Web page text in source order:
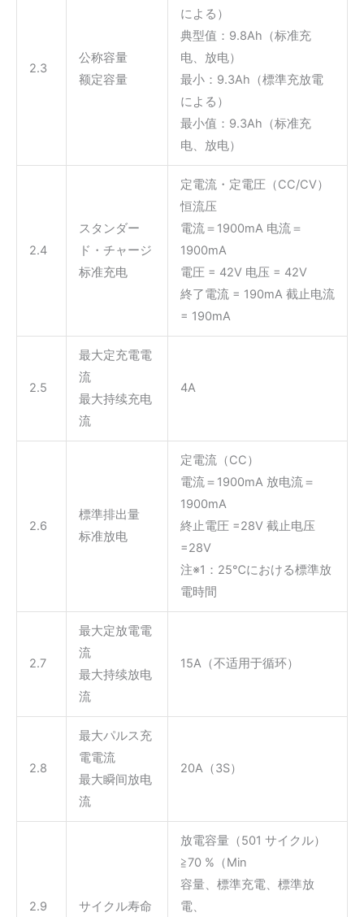
2.3
公称容量
额定容量
による）
典型值：9.8Ah（标准充
电、放电）
最小：9.3Ah（標準充放電
による）
最小值：9.3Ah（标准充
电、放电）
2.4
スタンダー
ド・チャージ
标准充电
定電流・定電圧（CC/CV）
恒流压
電流＝1900mA 电流＝
1900mA
電圧 = 42V 电压 = 42V
終了電流 = 190mA 截止电流
= 190mA
2.5
最大定充電電
流
最大持续充电
流
4A
2.6
標準排出量
标准放电
定電流（CC）
電流＝1900mA 放电流＝
1900mA
終止電圧 =28V 截止电压
=28V
注※1：25℃における標準放
電時間
2.7
最大定放電電
流
最大持续放电
流
15A（不适用于循环）
2.8
最大パルス充
電電流
最大瞬间放电
流
20A（3S）
2.9 サイクル寿命
放電容量（501 サイクル）
≧70 %（Min
容量、標準充電、標準放
電、